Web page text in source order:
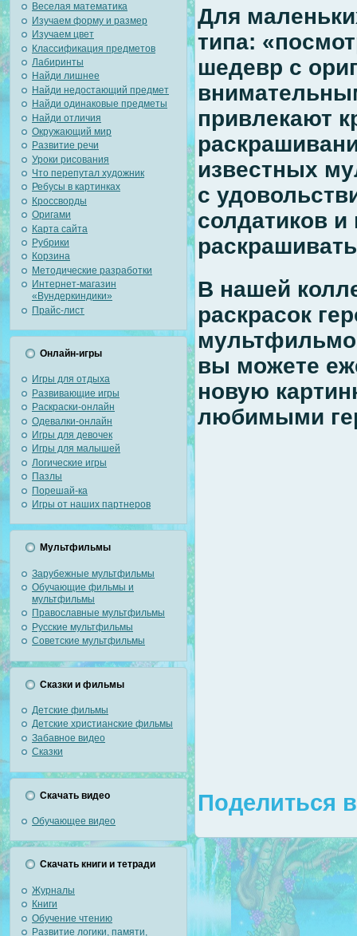
Веселая математика
Изучаем форму и размер
Изучаем цвет
Классификация предметов
Лабиринты
Найди лишнее
Найди недостающий предмет
Найди одинаковые предметы
Найди отличия
Окружающий мир
Развитие речи
Уроки рисования
Что перепутал художник
Ребусы в картинках
Кроссворды
Оригами
Карта сайта
Рубрики
Корзина
Методические разработки
Интернет-магазин
«Вундеркиндики»
Прайс-лист
Онлайн-игры
Игры для отдыха
Развивающие игры
Раскраски-онлайн
Одевалки-онлайн
Игры для девочек
Игры для малышей
Логические игры
Пазлы
Порешай-ка
Игры от наших партнеров
Мультфильмы
Зарубежные мультфильмы
Обучающие фильмы и
мультфильмы
Православные мультфильмы
Русские мультфильмы
Советские мультфильмы
Сказки и фильмы
Детские фильмы
Детские христианские фильмы
Забавное видео
Сказки
Скачать видео
Обучающее видео
Скачать книги и тетради
Журналы
Книги
Обучение чтению
Развитие логики, памяти,
Для
типа:
шедевр с
привлекают
известных
с
солдатиков
В нашей
раскрасок
вы можете
новую
любимыми
Поделиться